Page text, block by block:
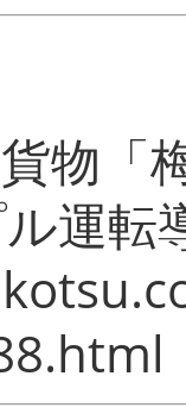
物「
運転